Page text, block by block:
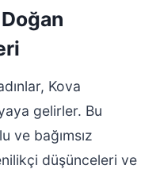
Kova
gelirler. Bu
ve bağımsız
düşünceleri ve